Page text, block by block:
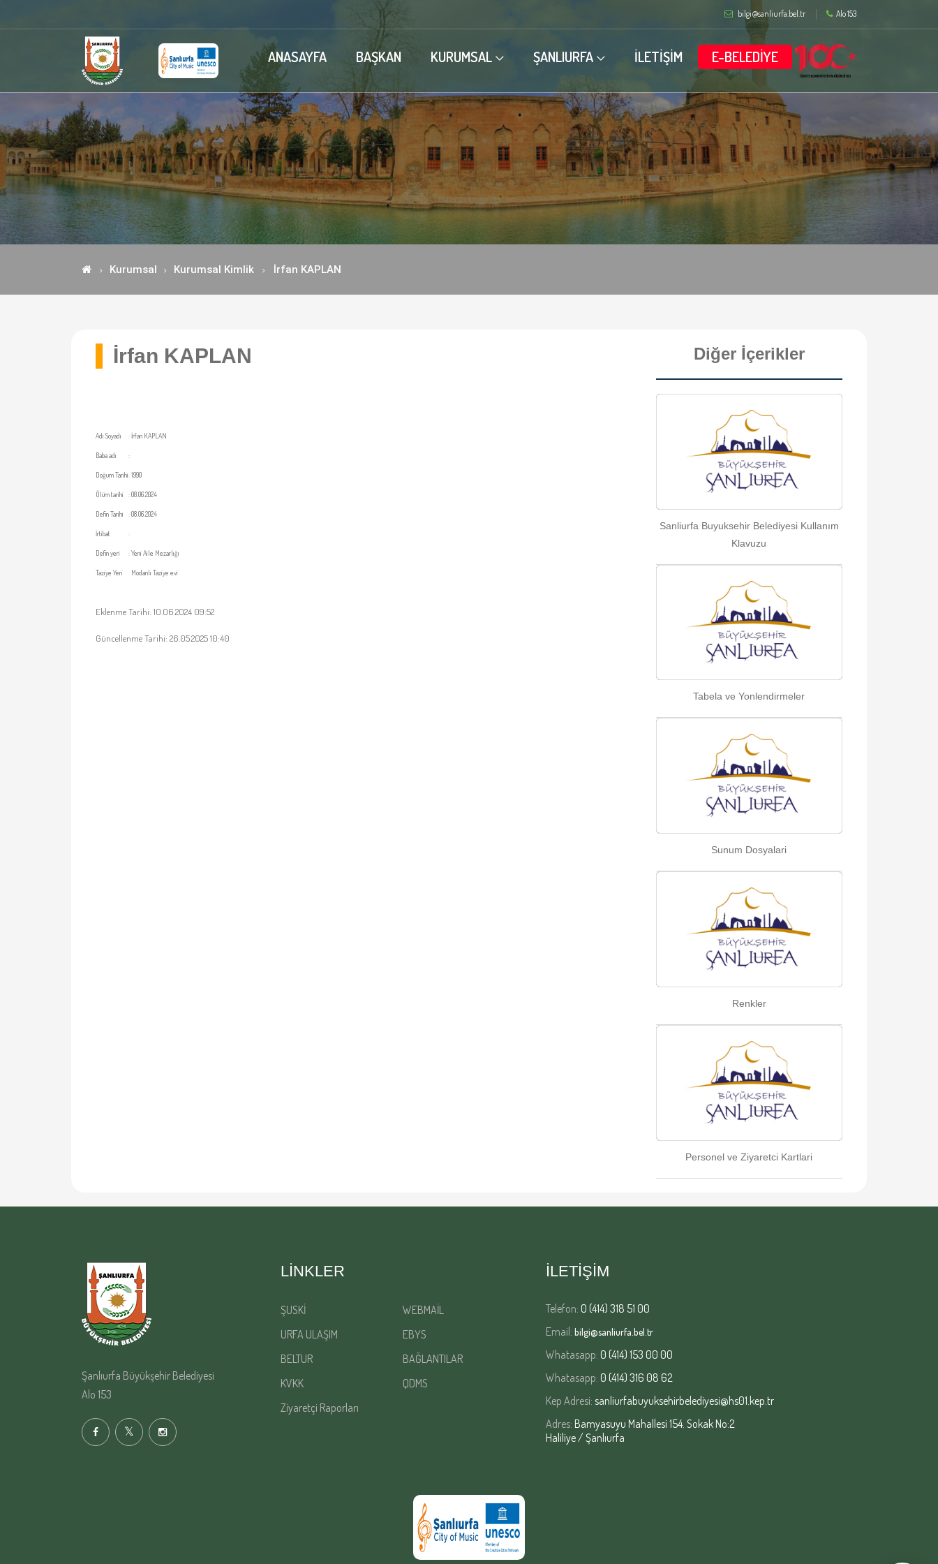
bilgi@sanliurfa.bel.tr Alo 153
ANASAYFA BAŞKAN KURUMSAL ŞANLIURFA İLETİŞİM E-BELEDİYE
Kurumsal Kurumsal Kimlik İrfan KAPLAN
İrfan KAPLAN
Adı Soyadı :İrfan KAPLAN
Baba adı :
Doğum Tarihi:1990
Ölüm tarihi :08.06.2024
Defin Tarihi :08.06.2024
İrtibat :
Defin yeri :Yeni Aile Mezarlığı
Taziye Yeri Modanlı Taziye evi
Eklenme Tarihi: 10.06.2024 09:52
Güncellenme Tarihi: 26.05.2025 10:40
Diğer İçerikler
Sanliurfa Buyuksehir Belediyesi Kullanım
Klavuzu
Tabela ve Yonlendirmeler
Sunum Dosyalari
Renkler
Personel ve Ziyaretci Kartlari
Şanlıurfa Büyükşehir Belediyesi
Alo 153
LINKLER
ŞUSKİ
WEBMAİL
URFA ULAŞIM
EBYS
BELTUR
BAĞLANTILAR
KVKK
QDMS
Ziyaretçi Raporları
İLETİŞİM
Telefon: 0 (414) 318 51 00
Email: bilgi@sanliurfa.bel.tr
Whatasapp: 0 (414) 153 00 00
Whatasapp: 0 (414) 316 08 62
Kep Adresi: sanliurfabuyuksehirbelediyesi@hs01.kep.tr
Adres: Bamyasuyu Mahallesi 154. Sokak No:2
Haliliye / Şanlıurfa